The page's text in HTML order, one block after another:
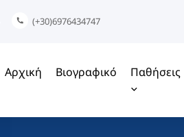
(+30)6976434747
Αρχική Βιογραφικό Παθήσεις